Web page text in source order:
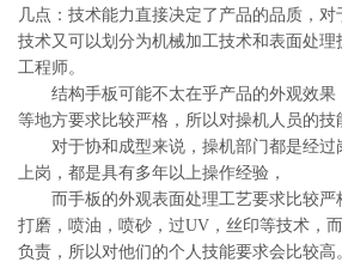
几点：技术能力直接决定了产品的品质，对
技术又可以划分为机械加工技术和表面处理
工程师。
结构手板可能不太在乎产品的外观效果
等地方要求比较严格，所以对操机人员的技
对于协和成型来说，操机部门都是经过
上岗，都是具有多年以上操作经验，
而手板的外观表面处理工艺要求比较严
打磨，喷油，喷砂，过UV，丝印等技术，
负责，所以对他们的个人技能要求会比较高